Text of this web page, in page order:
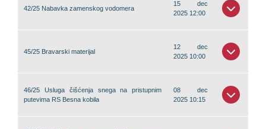
42/25 Nabavka zamenskog vodomera
15 dec
2025 12:00
45/25 Bravarski materijal
12 dec
2025 10:00
46/25 Usluga čišćenja snega na pristupnim
putevima RS Besna kobila
08 dec
2025 10:15